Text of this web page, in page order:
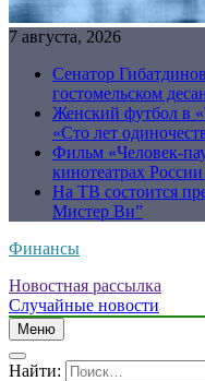
7 августа, 2026
Сенатор
гостомельском
Женский футбол в
«Сто лет
Фильм «Человек-
кинотеатрах России
На ТВ состоится
Мистер Ви”
Финансы
Новостная рассылка
Случайные новости
Меню
Найти: